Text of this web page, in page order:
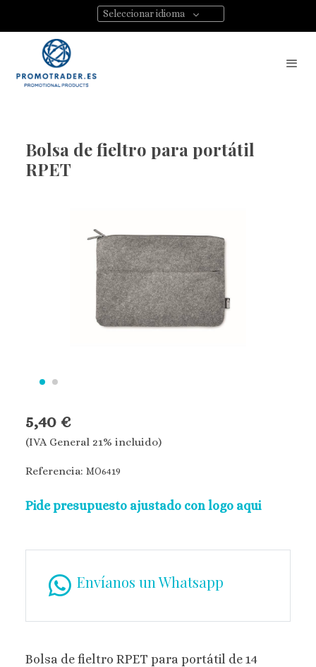
Seleccionar idioma
Bolsa de fieltro para portátil
RPET
5,40 €
(IVA General 21% incluido)
Referencia: MO6419
Pide presupuesto ajustado con logo aqui
Envíanos un Whatsapp
Bolsa de fieltro RPET para portátil de 14